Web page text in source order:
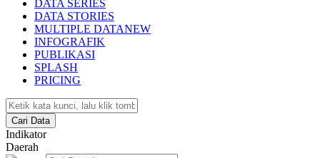
DATA SERIES
DATA STORIES
MULTIPLE DATANEW
INFOGRAFIK
PUBLIKASI
SPLASH
PRICING
Cari Data
Indikator
Daerah